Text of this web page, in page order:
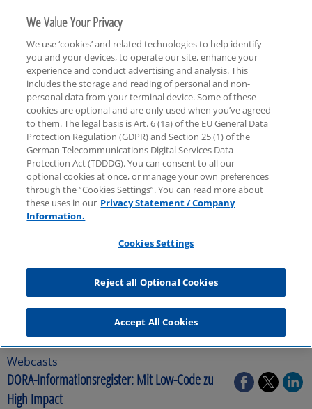
IT-Compliance Update
Webcasts
DORA-Informationsregister: Mit Low-Code zu
High Impact
We Value Your Privacy
We use ‘cookies’ and related technologies to help identify
you and your devices, to operate our site, enhance your
experience and conduct advertising and analysis. This
includes the storage and reading of personal and non-
personal data from your terminal device. Some of these
cookies are optional and are only used when you’ve agreed
to them. The legal basis is Art. 6 (1a) of the EU General Data
Protection Regulation (GDPR) and Section 25 (1) of the
German Telecommunications Digital Services Data
Protection Act (TDDDG). You can consent to all our
optional cookies at once, or manage your own preferences
through the “Cookies Settings”. You can read more about
these uses in our Privacy Statement / Company
Information.
Cookies Settings
Reject all Optional Cookies
Accept All Cookies